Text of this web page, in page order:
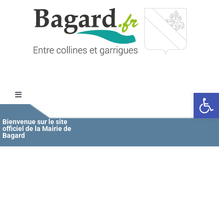
Ouvrir
Toggle
Navigation
Accueil
Bienvenue sur le site
officiel de la Mairie de
Bagard